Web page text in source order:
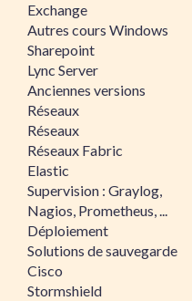
Exchange
Autres cours Windows
Sharepoint
Lync Server
Anciennes versions
Réseaux
Réseaux
Réseaux Fabric
Elastic
Supervision : Graylog,
Nagios, Prometheus, ...
Déploiement
Solutions de sauvegarde
Cisco
Stormshield